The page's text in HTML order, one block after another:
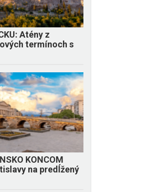
Atény z
termínoch s
KONCOM
na predĺžený